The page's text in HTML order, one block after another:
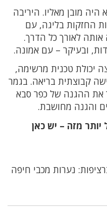
מובן מאליו. היריבה
החזקות בליגה, עם
לאורך כל הדרך.
ובעיקר – עם אמונה.
יכולת טכנית מרשימה,
קבוצתית בריאה. בגמר
את ההגנה של כפר סבא
והגנה מחושבת.
מזה – יש כאן
נערות מכבי חיפה